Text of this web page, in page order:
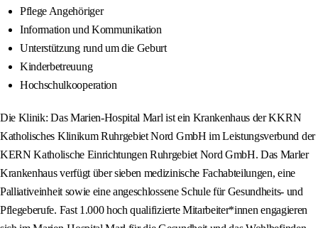
Pflege Angehöriger
Information und Kommunikation
Unterstützung rund um die Geburt
Kinderbetreuung
Hochschulkooperation
Die Klinik: Das Marien-Hospital Marl ist ein Krankenhaus der KKRN
Katholisches Klinikum Ruhrgebiet Nord GmbH im Leistungsverbund der
KERN Katholische Einrichtungen Ruhrgebiet Nord GmbH. Das Marler
Krankenhaus verfügt über sieben medizinische Fachabteilungen, eine
Palliativeinheit sowie eine angeschlossene Schule für Gesundheits- und
Pflegeberufe. Fast 1.000 hoch qualifizierte Mitarbeiter*innen engagieren